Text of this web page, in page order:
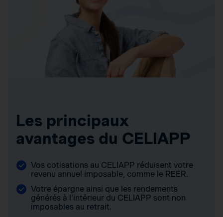
Les principaux
avantages du CELIAPP
Vos cotisations au CELIAPP réduisent votre
revenu annuel imposable, comme le REER.
Votre épargne ainsi que les rendements
générés à l’intérieur du CELIAPP sont non
imposables au retrait.